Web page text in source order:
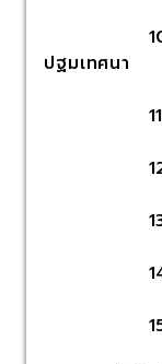
10. พระ
ปฐมเทศนา
11. พระ
12. พร
13.พร
14.พร
15.พระ